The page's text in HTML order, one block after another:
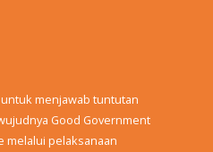
menjawab tuntutan
Good Government
melalui pelaksanaan